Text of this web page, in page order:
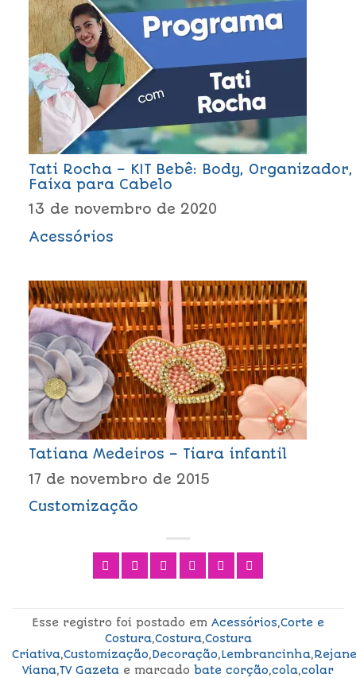
Tati Rocha – KIT Bebê: Body, Organizador,
Faixa para Cabelo
13 de novembro de 2020
Acessórios
Tatiana Medeiros – Tiara infantil
17 de novembro de 2015
Customização
Esse registro foi postado em Acessórios,Corte e
Costura,Costura,Costura
Criativa,Customização,Decoração,Lembrancinha,Rejane
Viana,TV Gazeta e marcado bate corção,cola,colar